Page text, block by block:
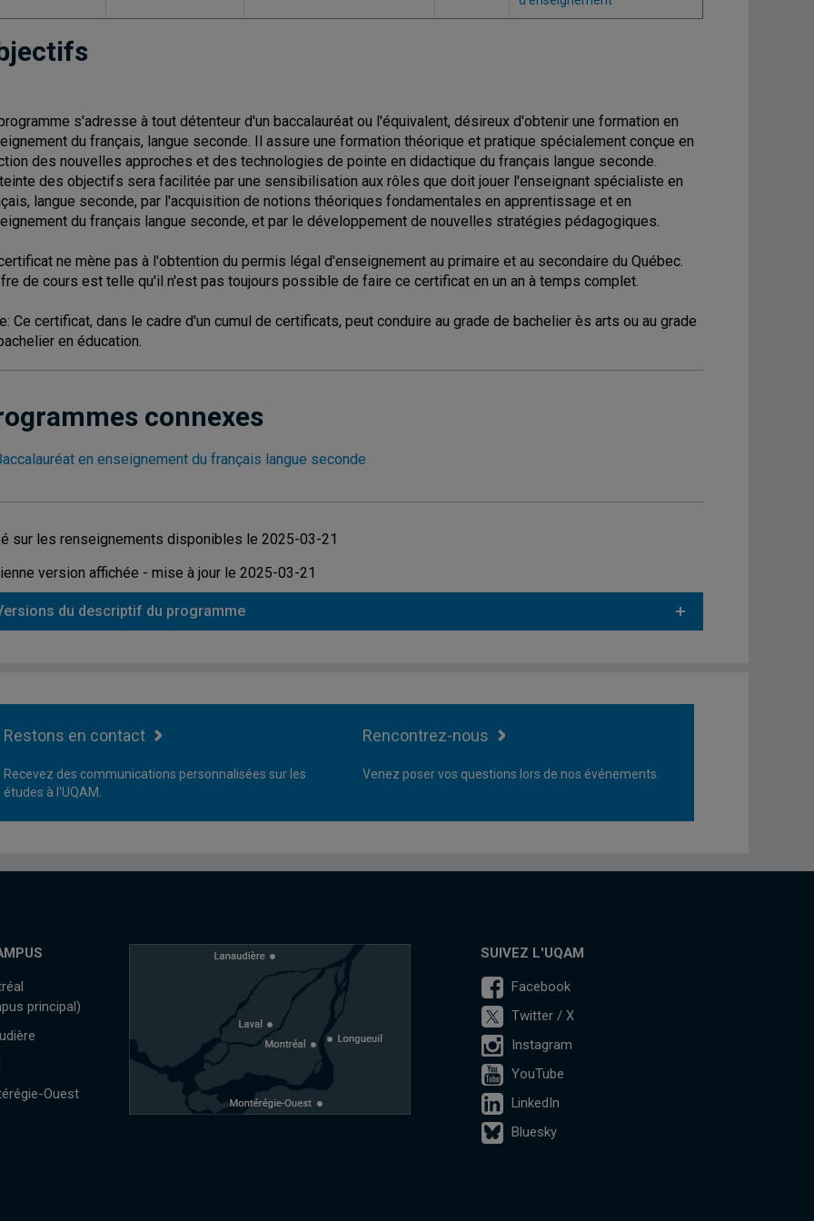
s'adresse à tout détenteur d'un baccalauréat ou l'équivalent, désireux d'obtenir une formation en
du français, langue seconde. Il assure une formation théorique et pratique spécialement conçue en
des nouvelles approches et des technologies de pointe en didactique du français langue seconde.
des objectifs sera facilitée par une sensibilisation aux rôles que doit jouer l'enseignant spécialiste en
langue seconde, par l'acquisition de notions théoriques fondamentales en apprentissage et en
du français langue seconde, et par le développement de nouvelles stratégies pédagogiques.
ne mène pas à l'obtention du permis légal d'enseignement au primaire et au secondaire du Québec.
de cours est telle qu'il n'est pas toujours possible de faire ce certificat en un an à temps complet.
Ce certificat, dans le cadre d'un cumul de certificats, peut conduire au grade de bachelier ès arts ou au grade
en éducation.
connexes
en enseignement du français langue seconde
sur les renseignements disponibles le 2025-03-21
version affichée - mise à jour le 2025-03-21
du descriptif du programme
Restons en contact
Recevez des communications personnalisées sur les
études à l'UQAM.
Rencontrez-nous
Venez poser vos questions lors de nos événements.
principal)
Ouest
SUIVEZ L'UQAM
Facebook
Twitter / X
Instagram
YouTube
LinkedIn
Bluesky